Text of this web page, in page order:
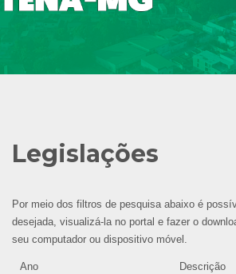
Legislações
Por meio dos filtros de pesquisa abaixo é
desejada, visualizá-la no portal e fazer o
seu computador ou dispositivo móvel.
Ano Descrição